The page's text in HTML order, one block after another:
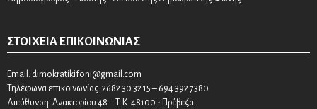
ΣΤΟΙΧΕΊΑ ΕΠΙΚΟΙΝΩΝΊΑΣ
Email: dimokratikifoni@gmail.com
Τηλέφωνα επικοινωνίας: 2682 30 32 15 – 694 392 7380
Διεύθυνση: Ανακτορίου 48 – Τ.Κ. 48100 - Πρέβεζα